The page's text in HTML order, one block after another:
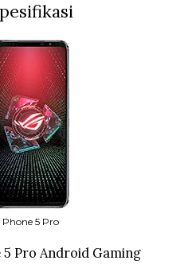
Phone 5 Pro
5 Pro Android Gaming